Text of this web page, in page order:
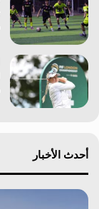
أحدث الأخبار